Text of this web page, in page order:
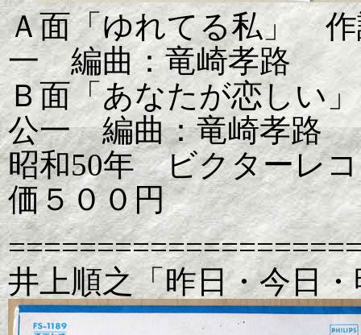
Ａ面「ゆれてる私」
一 編曲：竜崎孝路
Ｂ面「あなたが恋し
公一 編曲：竜崎孝路
昭和50年 ビクターレ
価５００円
井上順之「昨日・今日